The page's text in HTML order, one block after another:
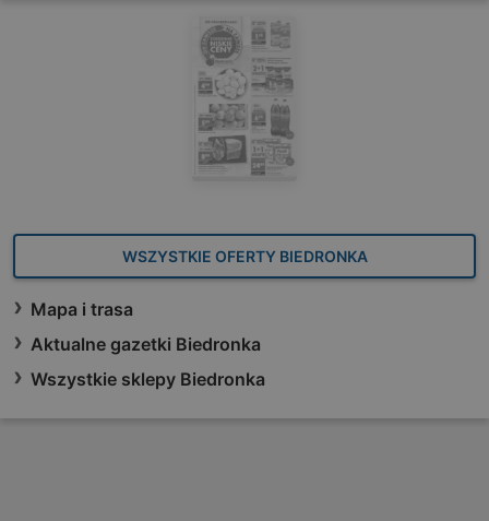
WSZYSTKIE OFERTY BIEDRONKA
Mapa i trasa
Aktualne gazetki Biedronka
Wszystkie sklepy Biedronka